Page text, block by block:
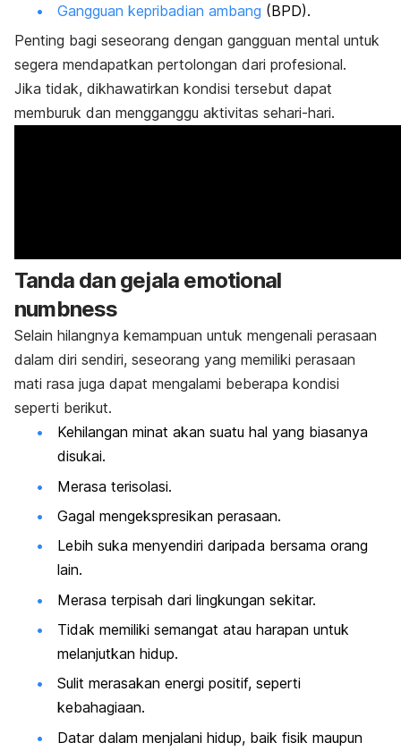
Gangguan kepribadian ambang (BPD).
Penting bagi seseorang dengan gangguan mental untuk
segera mendapatkan pertolongan dari profesional.
Jika tidak, dikhawatirkan kondisi tersebut dapat
memburuk dan mengganggu aktivitas sehari-hari.
Tanda dan gejala emotional
numbness
Selain hilangnya kemampuan untuk mengenali perasaan
dalam diri sendiri, seseorang yang memiliki perasaan
mati rasa juga dapat mengalami beberapa kondisi
seperti berikut.
Kehilangan minat akan suatu hal yang biasanya
disukai.
Merasa terisolasi.
Gagal mengekspresikan perasaan.
Lebih suka menyendiri daripada bersama orang
lain.
Merasa terpisah dari lingkungan sekitar.
Tidak memiliki semangat atau harapan untuk
melanjutkan hidup.
Sulit merasakan energi positif, seperti
kebahagiaan.
Datar dalam menjalani hidup, baik fisik maupun